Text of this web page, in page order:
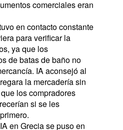
comerciales eran
en contacto constante
para verificar la
ya que los
de batas de baño no
IA aconsejó al
la mercadería sin
los compradores
si se les
en Grecia se puso en